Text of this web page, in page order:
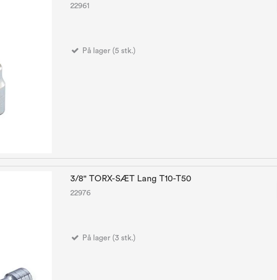
22961
På lager (5 stk.)
3/8" TORX-SÆT Lang T10-T50
22976
På lager (3 stk.)